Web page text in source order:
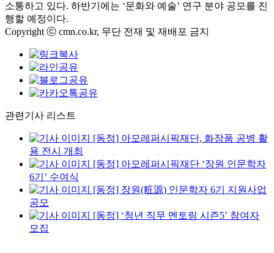
소통하고 있다. 하반기에는 ‘문화와 예술’ 연구 분야 공모를 진
행할 예정이다.
Copyright ⓒ cmn.co.kr, 무단 전재 및 재배포 금지
관련기사 리스트
[동정] 아모레퍼시픽재단, 화장품 공병 활
용 전시 개최
[동정] 아모레퍼시픽재단 ‘장원 인문학자
6기’ 수여식
[동정] 장원(粧源) 인문학자 6기 지원사업
공모
[동정] ‘청년 직무 멘토링 시즌5’ 참여자
모집